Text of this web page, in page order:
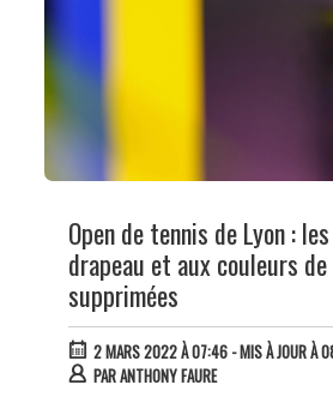
Open de tennis de Lyon :
drapeau et aux couleurs
supprimées
2 MARS 2022 À 07:46- MIS À JOUR À
PARANTHONY FAURE